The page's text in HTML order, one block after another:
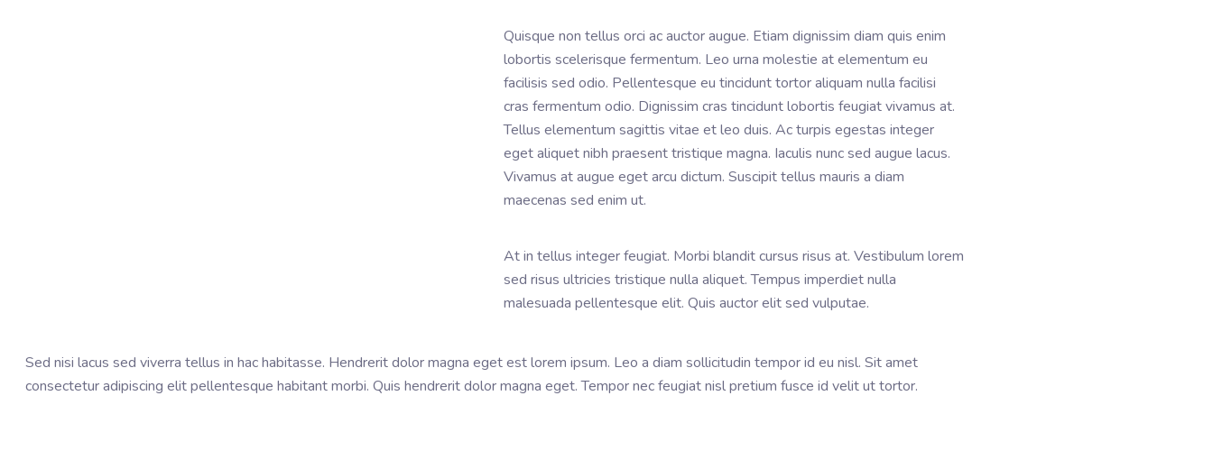
Quisque non tellus orci ac auctor augue. Etiam dignissim diam quis enim
lobortis scelerisque fermentum. Leo urna molestie at elementum eu
facilisis sed odio. Pellentesque eu tincidunt tortor aliquam nulla facilisi
cras fermentum odio. Dignissim cras tincidunt lobortis feugiat vivamus at.
Tellus elementum sagittis vitae et leo duis. Ac turpis egestas integer
eget aliquet nibh praesent tristique magna. Iaculis nunc sed augue lacus.
Vivamus at augue eget arcu dictum. Suscipit tellus mauris a diam
maecenas sed enim ut.
At in tellus integer feugiat. Morbi blandit cursus risus at. Vestibulum lorem
sed risus ultricies tristique nulla aliquet. Tempus imperdiet nulla
malesuada pellentesque elit. Quis auctor elit sed vulputae.
Sed nisi lacus sed viverra tellus in hac habitasse. Hendrerit dolor magna eget est lorem ipsum. Leo a diam sollicitudin tempor id eu nisl. Sit amet
consectetur adipiscing elit pellentesque habitant morbi. Quis hendrerit dolor magna eget. Tempor nec feugiat nisl pretium fusce id velit ut tortor.